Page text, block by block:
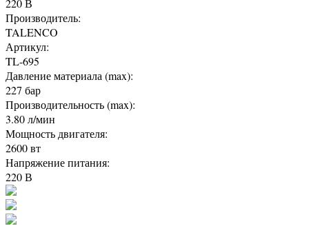
220 В
Производитель:
TALENCO
Артикул:
TL-695
Давление материала (max):
227 бар
Производительность (max):
3.80 л/мин
Мощность двигателя:
2600 вт
Напряжение питания:
220 В